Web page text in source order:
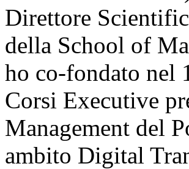
Direttore
della School of
ho co-fondato nel
Corsi Executive
Management del
ambito Digital